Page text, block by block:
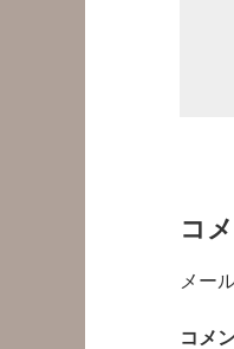
コ
メー
コメ